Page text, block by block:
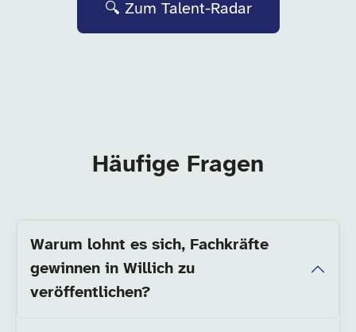
🔍 Zum Talent-Radar
Häufige Fragen
Warum lohnt es sich, Fachkräfte
gewinnen in Willich zu
veröffentlichen?